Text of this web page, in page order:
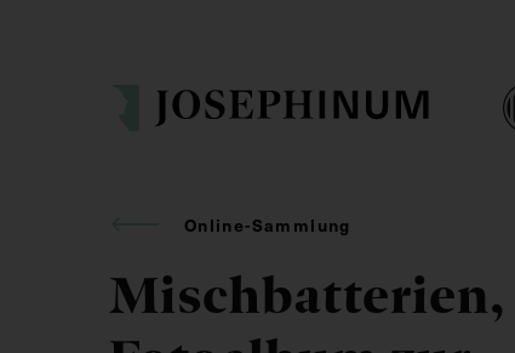
Online-Sammlung